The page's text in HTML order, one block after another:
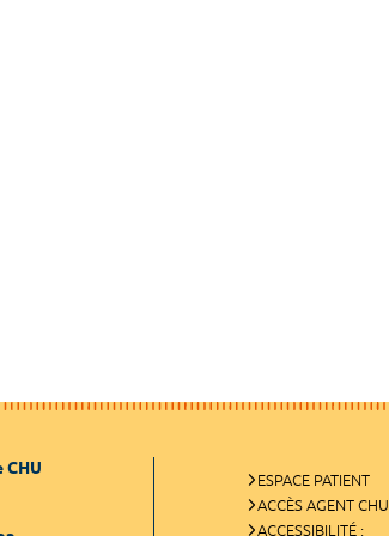
ESPACE PATIENT
ACCÈS AGENT CHU
ACCESSIBILITÉ :